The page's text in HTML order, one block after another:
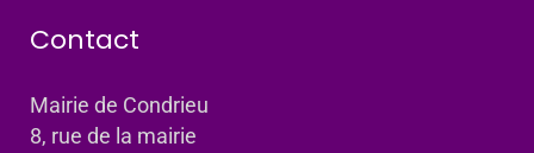
Contact
Mairie de Condrieu
8, rue de la mairie